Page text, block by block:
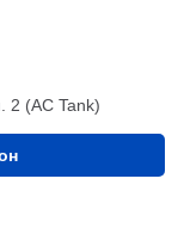
2 (АС Tank)